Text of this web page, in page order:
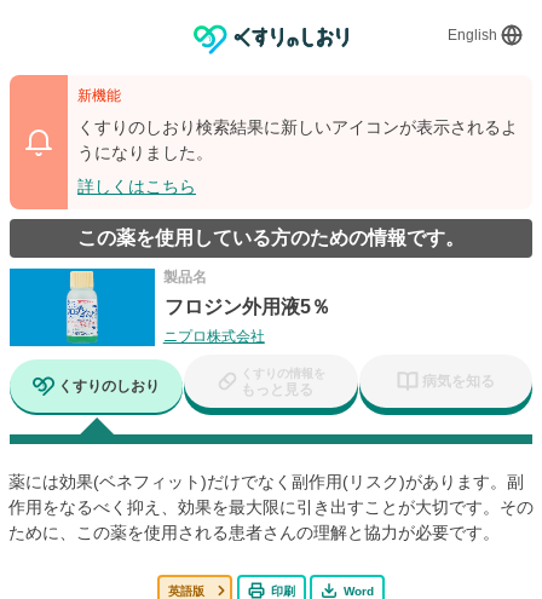
English
新機能
くすりのしおり検索結果に新しいアイコンが表示されるよ
うになりました。
詳しくはこちら
この薬を使用している方のための情報です。
製品名
フロジン外用液5％
ニプロ株式会社
くすりのしおり
くすりの情報を
もっと見る 病気を知る
薬には効果(ベネフィット)だけでなく副作用(リスク)があります。副
作用をなるべく抑え、効果を最大限に引き出すことが大切です。その
ために、この薬を使用される患者さんの理解と協力が必要です。
英語版 印刷 Word